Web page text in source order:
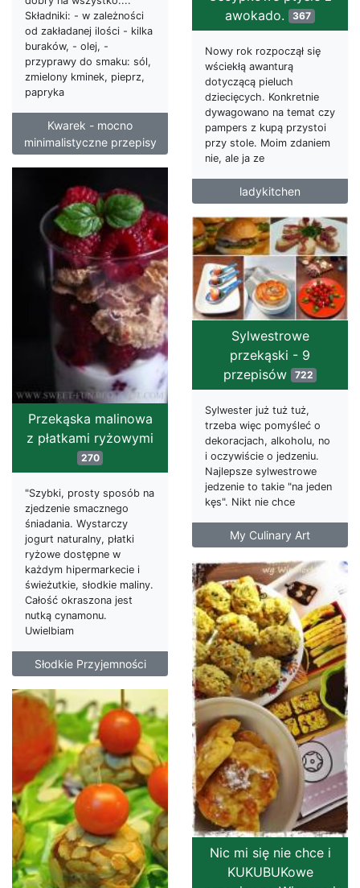
Składniki: - w zależności
od zakładanej ilości - kilka
buraków, - olej, -
przyprawy do smaku: sól,
zmielony kminek, pieprz,
papryka
Kwarek - mocno
minimalistyczne przepisy
awokado. 367
Nowy rok rozpoczął się
wściekłą awanturą
dotyczącą pieluch
dziecięcych. Konkretnie
dywagowano na temat czy
pampers z kupą przystoi
przy stole. Moim zdaniem
nie, ale ja ze
ladykitchen
Przekąska malinowa
z płatkami ryżowymi
270
"Szybki, prosty sposób na
zjedzenie smacznego
śniadania. Wystarczy
jogurt naturalny, płatki
ryżowe dostępne w
każdym hipermarkecie i
świeżutkie, słodkie maliny.
Całość okraszona jest
nutką cynamonu.
Uwielbiam
Słodkie Przyjemności
Sylwestrowe
przekąski - 9
przepisów
722
Sylwester już tuż tuż,
trzeba więc pomyśleć o
dekoracjach, alkoholu, no
i oczywiście o jedzeniu.
Najlepsze sylwestrowe
jedzenie to takie "na jeden
kęs". Nikt nie chce
My Culinary Art
Nic mi się nie chce i
KUKUBUKowe